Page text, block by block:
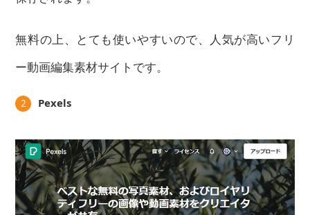
無料の上、とても使いやすいので、人気が高いフリ
ー動画編集素材サイトです。
2 Pexels